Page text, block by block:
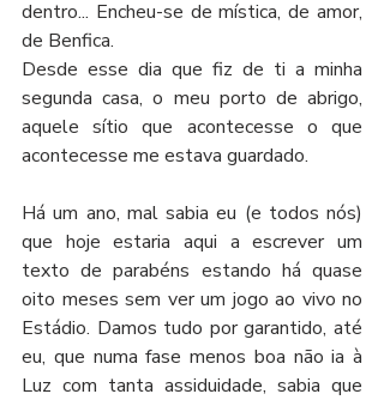
dentro... Encheu-se de mística, de amor,
de Benfica.
Desde esse dia que fiz de ti a minha
segunda casa, o meu porto de abrigo,
aquele sítio que acontecesse o que
acontecesse me estava guardado.
Há um ano, mal sabia eu (e todos nós)
que hoje estaria aqui a escrever um
texto de parabéns estando há quase
oito meses sem ver um jogo ao vivo no
Estádio. Damos tudo por garantido, até
eu, que numa fase menos boa não ia à
Luz com tanta assiduidade, sabia que